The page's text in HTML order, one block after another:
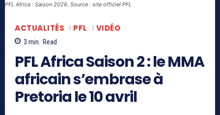
PFL Africa : Saison 2026. Source : site officiel PFL
ACTUALITÉS PFL VIDÉO
3 min. Read
PFL Africa Saison 2 : le MMA
africain s’embrase à
Pretoria le 10 avril